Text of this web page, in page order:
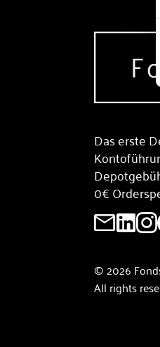
Das erste
0€
© 2026
All rights